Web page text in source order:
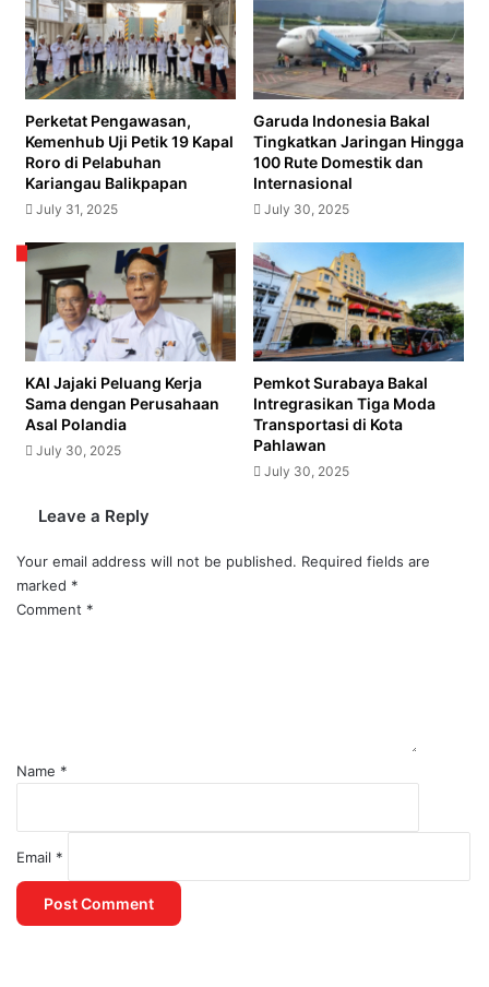
Pembangunan
Dermaga
Marunda
Perketat Pengawasan,
Kemenhub Uji Petik 19 Kapal
Roro di Pelabuhan
Kariangau Balikpapan
July 31, 2025
Garuda Indonesia Bakal
Tingkatkan Jaringan Hingga
100 Rute Domestik dan
Internasional
July 30, 2025
KAI Jajaki Peluang Kerja
Sama dengan Perusahaan
Asal Polandia
July 30, 2025
Pemkot Surabaya Bakal
Intregrasikan Tiga Moda
Transportasi di Kota
Pahlawan
July 30, 2025
Leave a Reply
Your email address will not be published. Required fields are
marked *
Comment *
Name *
Email *